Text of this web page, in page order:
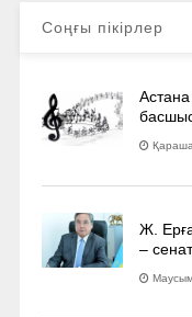
Соңғы пікірлер
Ж.
–